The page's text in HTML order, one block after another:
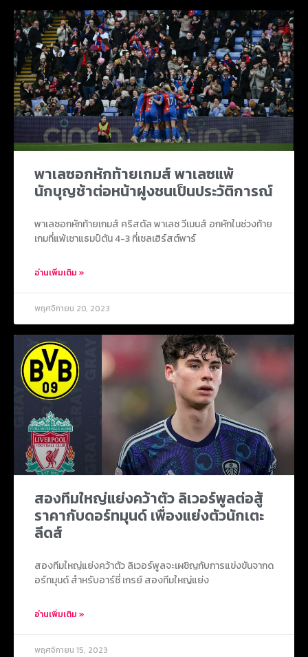
พาเลซอกหักท้ายเกมส์ พาเลซแพ้
นักบุญช้าต่อหน้าฝูงชนเป็นประวัติการณ์
พาเลซอกหักท้ายเกมส์ คริสตัล พาเลซ วีเมนส์ อกหักในช่วงท้าย
เกมที่แพ้เซาแธมป์ตัน 4-3 ที่เซลเฮิร์สต์พาร์
อ่านเพิ่มเติม »
พฤศจิกายน 20, 2023
สองทีมใหญ่แย่งคว้าตัว ลิเวอร์พูลต่อสู้
ราคากับดอร์ทมุนด์ เพื่องแย่งตัวนักเตะ
ลีดส์
สองทีมใหญ่แย่งคว้าตัว ลิเวอร์พูลจะเผชิญกับการแข่งขันจากด
อร์ทมุนด์ สำหรับอาร์ชี่ เกรย์ สองทีมใหญ่แย่ง
อ่านเพิ่มเติม »
พฤศจิกายน 15, 2023